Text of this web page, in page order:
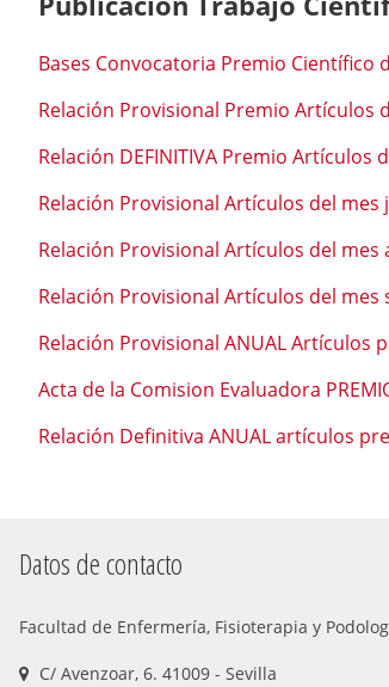
Bases Convocatoria Premio Científico
Relación Provisional Premio Artículos
Relación DEFINITIVA Premio
Relación Provisional Artículos del mes
Relación Provisional Artículos del mes
Relación Provisional Artículos del mes
Relación Provisional ANUAL Artículos
Acta de la Comision Evaluadora
Relación Definitiva ANUAL artículos
Datos de contacto
Facultad de Enfermería, Fisioterapia y
C/ Avenzoar, 6. 41009 - Sevilla